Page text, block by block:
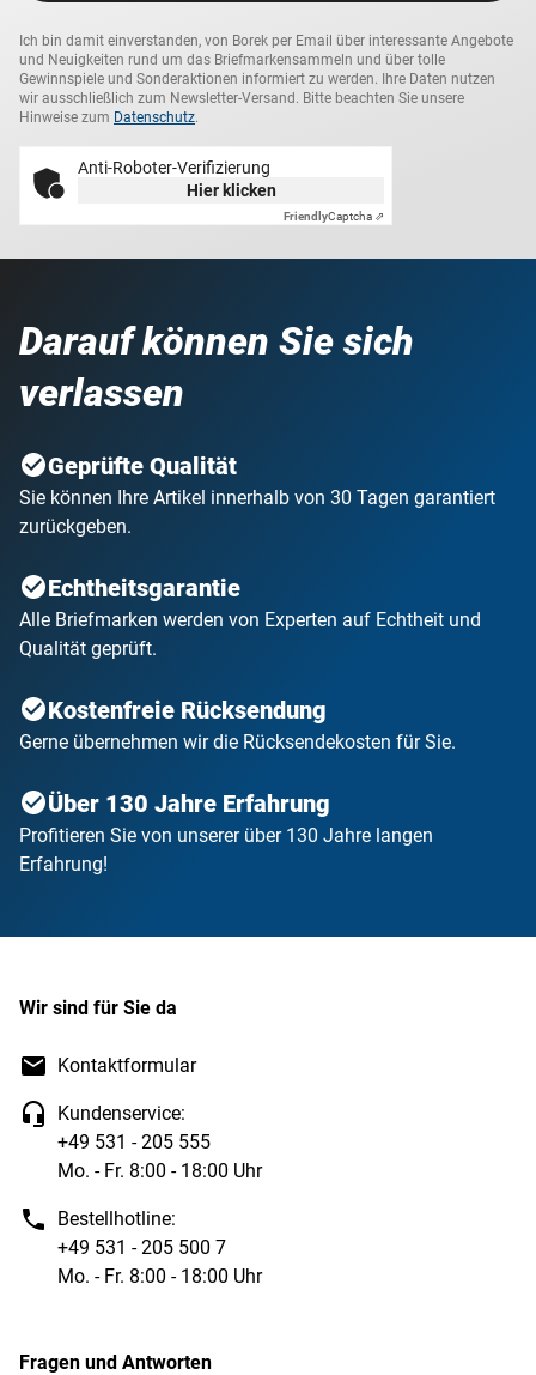
Ich bin damit einverstanden, von Borek per Email über interessante Angebote
und Neuigkeiten rund um das Briefmarkensammeln und über tolle
Gewinnspiele und Sonderaktionen informiert zu werden. Ihre Daten nutzen
wir ausschließlich zum Newsletter-Versand. Bitte beachten Sie unsere
Hinweise zum Datenschutz.
Anti-Roboter-Verifizierung
Hier klicken
FriendlyCaptcha ⇗
Darauf können Sie sich
verlassen
Geprüfte Qualität
Sie können Ihre Artikel innerhalb von 30 Tagen garantiert
zurückgeben.
Echtheitsgarantie
Alle Briefmarken werden von Experten auf Echtheit und
Qualität geprüft.
Kostenfreie Rücksendung
Gerne übernehmen wir die Rücksendekosten für Sie.
Über 130 Jahre Erfahrung
Profitieren Sie von unserer über 130 Jahre langen
Erfahrung!
Wir sind für Sie da
Kontaktformular
Kundenservice:
+49 531 - 205 555
Mo. - Fr. 8:00 - 18:00 Uhr
Bestellhotline:
+49 531 - 205 500 7
Mo. - Fr. 8:00 - 18:00 Uhr
Fragen und Antworten